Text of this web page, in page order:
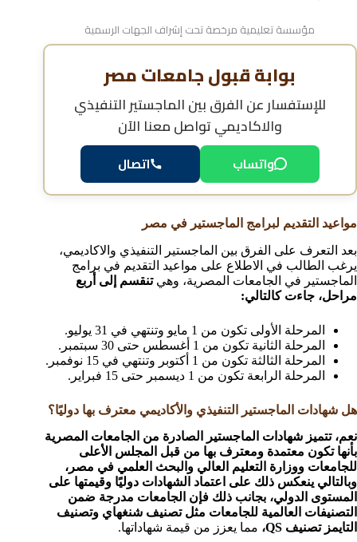
مؤسسة تعليمية مرخصة تحت إشراف الجهات الرسمية
بوابة قبول جامعات مصر
للإستفسار عنالفرق بين الماجستير التنفيذي
والاكاديميتواصل معنا الآن
واتساب اتصال
مواعيد التقديم لبرامج الماجستير في مصر
بعد التعرف على الفرق بين الماجستير التنفيذي والاكاديمي،
يرغب الطالب في الاطلاع على مواعيد التقديم في برامج
الماجستير في الجامعات المصرية، وهيتنقسم إلى أربع
مراحل، جاءت كالتالي:
المرحلة الأولى تكون من 1 مايو وتنتهي في 31 يوليو.
المرحلة الثانية تكون من 1 أغسطس حتى 30 سبتمبر.
المرحلة الثالثة تكون من 1 أكتوبر وتنتهي في 15 نوفمبر.
المرحلة الرابعة تكون من 1 ديسمبر حتى 15 فبراير.
هل شهادات الماجستير التنفيذي والأكاديمي معترف بها دوليًا؟
نعم، تتميز شهادات الماجستير الصادرة من الجامعات المصرية
بأنها تكون معتمدة ومعترف بها من قبل المجلس الأعلى
للجامعات ووزارة التعليم العالي والبحث العلمي في مصر،
وبالتالي ينعكس ذلك على اعتماد الشهادات دوليًا وقيمتها على
المستوى الدولي، بجانب ذلك فإن الجامعات مدرجة ضمن
التصنيفات العالمية للجامعات مثل تصنيف شنغهاي وتصنيف
التايمز تصنيف QS،
مما يعزز من قيمة شهاداتها.